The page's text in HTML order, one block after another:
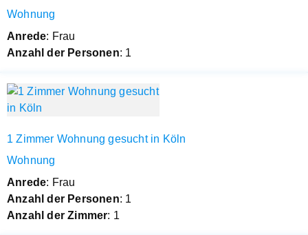
Wohnung
Anrede: Frau
Anzahl der Personen: 1
1 Zimmer Wohnung gesucht in Köln
Wohnung
Anrede: Frau
Anzahl der Personen: 1
Anzahl der Zimmer: 1